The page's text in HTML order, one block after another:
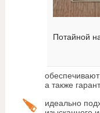
Потайной
а также
идеально